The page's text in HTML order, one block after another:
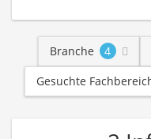
Branche 4
Gesuchte